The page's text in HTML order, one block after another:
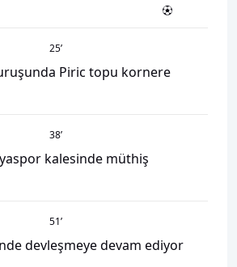
25’
Piric topu kornere
38’
kalesinde müthiş
51’
devleşmeye devam ediyor